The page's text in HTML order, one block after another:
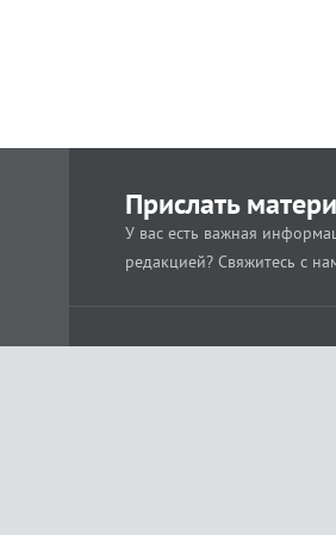
Прислать
У вас есть важная
редакцией? Свяжитесь с